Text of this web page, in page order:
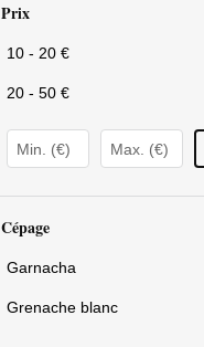
Prix
10 - 20 €
20 - 50 €
Cépage
Garnacha
Grenache blanc